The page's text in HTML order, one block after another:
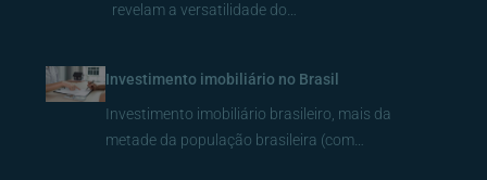
revelam a versatilidade do…
Investimento imobiliário no Brasil
Investimento imobiliário brasileiro, mais da
metade da população brasileira (com…